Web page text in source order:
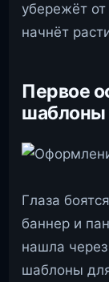
убережёт от
начнёт
Первое
шаблоны
Глаза
баннер и
нашла
шаблоны